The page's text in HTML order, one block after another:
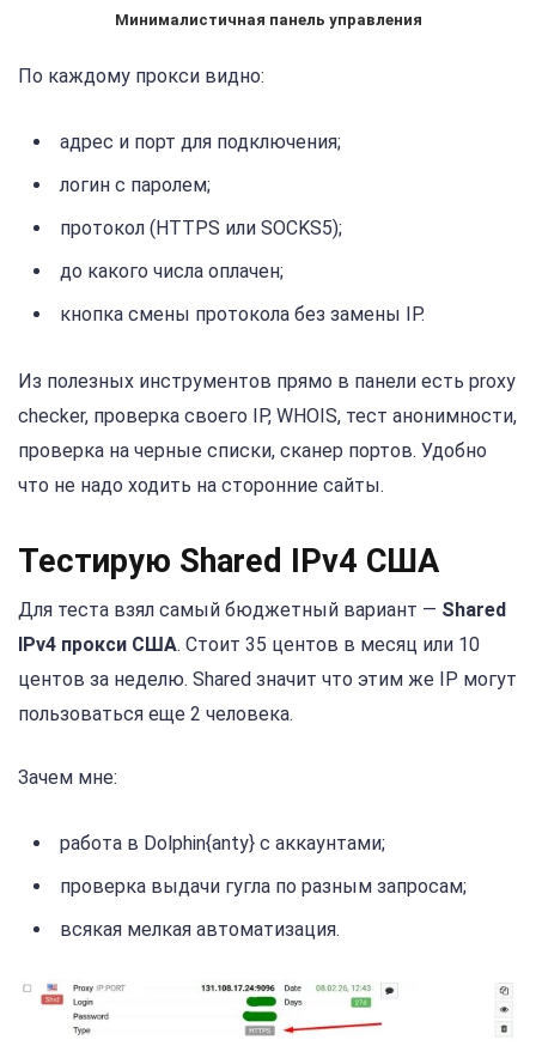
Минималистичная панель управления
По каждому прокси видно:
адрес и порт для подключения;
логин с паролем;
протокол (HTTPS или SOCKS5);
до какого числа оплачен;
кнопка смены протокола без замены IP.
Из полезных инструментов прямо в панели есть proxy
checker, проверка своего IP, WHOIS, тест анонимности,
проверка на черные списки, сканер портов. Удобно
что не надо ходить на сторонние сайты.
Тестирую Shared IPv4 США
Для теста взял самый бюджетный вариант — Shared
IPv4 прокси США. Стоит 35 центов в месяц или 10
центов за неделю. Shared значит что этим же IP могут
пользоваться еще 2 человека.
Зачем мне:
работа в Dolphin{anty} с аккаунтами;
проверка выдачи гугла по разным запросам;
всякая мелкая автоматизация.